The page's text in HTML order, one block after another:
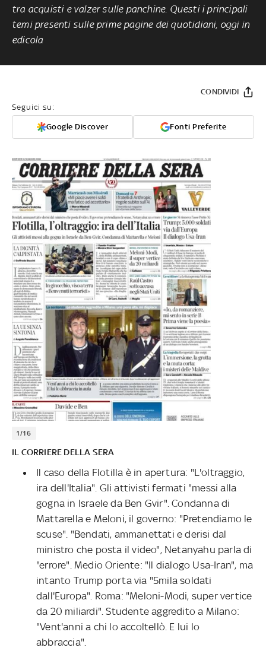
tra acquisti e valzer sulle panchine. Questi i principali
temi presenti sulle prime pagine dei quotidiani, oggi in
edicola
Seguici su:
Google Discover Fonti Preferite
CONDIVIDI
1/16
IL CORRIERE DELLA SERA
Il caso della Flotilla è in apertura: "L'oltraggio,
ira dell'Italia". Gli attivisti fermati "messi alla
gogna in Israele da Ben Gvir". Condanna di
Mattarella e Meloni, il governo: "Pretendiamo le
scuse". "Bendati, ammanettati e derisi dal
ministro che posta il video", Netanyahu parla di
"errore". Medio Oriente: "Il dialogo Usa-Iran", ma
intanto Trump porta via "5mila soldati
dall'Europa". Roma: "Meloni-Modi, super vertice
da 20 miliardi". Studente aggredito a Milano:
"Vent'anni a chi lo accoltellò. E lui lo
abbraccia".